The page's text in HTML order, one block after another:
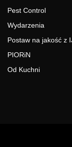
Pest Control
Wydarzenia
Postaw na jakość z
PIORiN
Od Kuchni